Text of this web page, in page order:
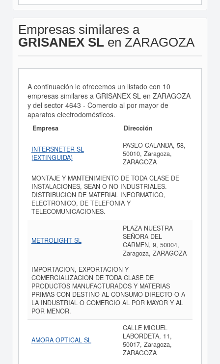
Empresas similares a
GRISANEX SL en ZARAGOZA
A continuación le ofrecemos un listado con 10
empresas similares a GRISANEX SL en ZARAGOZA
y del sector 4643 - Comercio al por mayor de
aparatos electrodomésticos.
Empresa Dirección
INTERSNETER SL
(EXTINGUIDA)
PASEO CALANDA, 58,
50010, Zaragoza,
ZARAGOZA
MONTAJE Y MANTENIMIENTO DE TODA CLASE DE
INSTALACIONES, SEAN O NO INDUSTRIALES.
DISTRIBUCION DE MATERIAL INFORMATICO,
ELECTRONICO, DE TELEFONIA Y
TELECOMUNICACIONES.
METROLIGHT SL
PLAZA NUESTRA
SEÑORA DEL
CARMEN, 9, 50004,
Zaragoza, ZARAGOZA
IMPORTACION, EXPORTACION Y
COMERCIALIZACION DE TODA CLASE DE
PRODUCTOS MANUFACTURADOS Y MATERIAS
PRIMAS CON DESTINO AL CONSUMO DIRECTO O A
LA INDUSTRIAL O COMERCIO AL POR MAYOR Y AL
POR MENOR.
AMORA OPTICAL SL
CALLE MIGUEL
LABORDETA, 11,
50017, Zaragoza,
ZARAGOZA